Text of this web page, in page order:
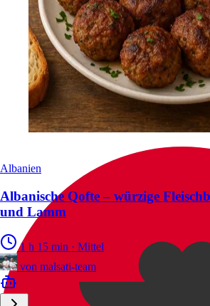
Albanien
Albanische Qofte – würzige
und Lamm
1 h 15 min · Mittel
von malsati-team